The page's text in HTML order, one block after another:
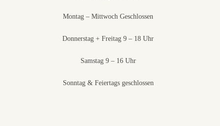
Montag – Mittwoch Geschlossen
Donnerstag + Freitag 9 – 18 Uhr
Samstag 9 – 16 Uhr
Sonntag & Feiertags geschlossen